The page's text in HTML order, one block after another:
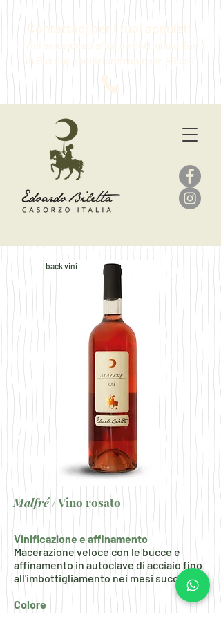
Contattaci per i tuoi acquisti.
con spedizione rapida in 48 ore.
back vini
Malfré/ Vino rosato
Vinificazione e affinamento
Macerazione veloce con le bucce e
affinamento in autoclave di acciaio fino
all'imbottigliamento nei mesi successivi
Colore